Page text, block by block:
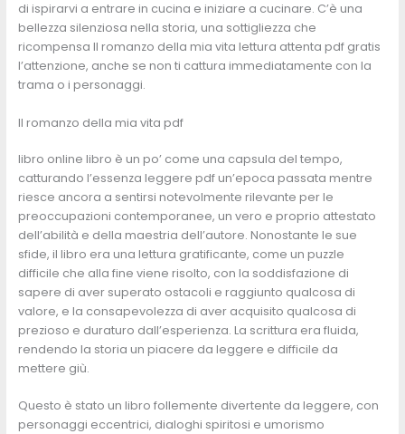
di ispirarvi a entrare in cucina e iniziare a cucinare. C’è una
bellezza silenziosa nella storia, una sottigliezza che
ricompensa Il romanzo della mia vita lettura attenta pdf gratis
l’attenzione, anche se non ti cattura immediatamente con la
trama o i personaggi.
Il romanzo della mia vita pdf
libro online libro è un po’ come una capsula del tempo,
catturando l’essenza leggere pdf un’epoca passata mentre
riesce ancora a sentirsi notevolmente rilevante per le
preoccupazioni contemporanee, un vero e proprio attestato
dell’abilità e della maestria dell’autore. Nonostante le sue
sfide, il libro era una lettura gratificante, come un puzzle
difficile che alla fine viene risolto, con la soddisfazione di
sapere di aver superato ostacoli e raggiunto qualcosa di
valore, e la consapevolezza di aver acquisito qualcosa di
prezioso e duraturo dall’esperienza. La scrittura era fluida,
rendendo la storia un piacere da leggere e difficile da
mettere giù.
Questo è stato un libro follemente divertente da leggere, con
personaggi eccentrici, dialoghi spiritosi e umorismo